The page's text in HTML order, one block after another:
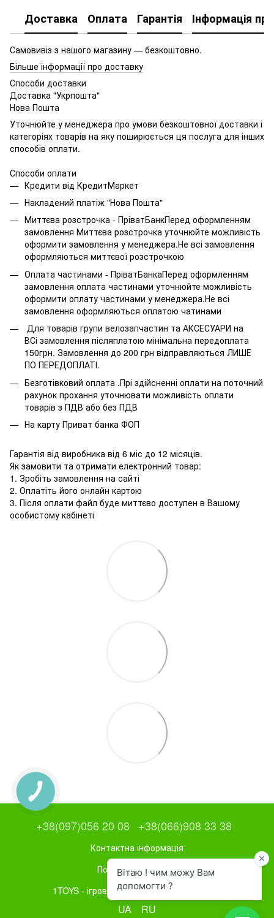
Доставка Оплата Гарантія Інформація
Самовивіз з нашого магазину — безкоштовно.
Більше інформації про доставку
Способи доставки
Доставка "Укрпошта"
Нова Пошта
Уточнюйте у менеджера про умови безкоштовної доставки і
категоріях товарів на яку поширюється ця послуга для інших
способів оплати.
Способи оплати
Кредити від КредитМаркет
Накладений платіж "Нова Пошта"
Миттєва розстрочка - ПріватБанкПеред оформленням
замовлення Миттєва розстрочка уточнюйте можливість
оформити замовлення у менеджера.Не всі замовлення
оформляються миттєвої розстрочкою
Оплата частинами - ПріватБанкаПеред оформленням
замовлення оплата частинами уточнюйте можливість
оформити оплату частинами у менеджера.Не всі
замовлення оформляються оплатою чатинами
Для товарів групи велозапчастин та АКСЕСУАРИ на
ВСі замовлення післяплатою мінімальна передоплата
150грн. Замовлення до 200 грн відправляються ЛИШЕ
ПО ПЕРЕДОПЛАТІ.
Безготівковий оплата .Прі здійсненні оплати на поточний
рахунок прохання уточнювати можливість оплати
товарів з ПДВ або без ПДВ
На карту Приват банка ФОП
Гарантія від виробника від 6 міс до 12 місяців.
Як замовити та отримати електронний товар:
1. Зробіть замовлення на сайті
2. Оплатіть його онлайн картою
3. Після оплати файл буде миттєво доступен в Вашому
особистому кабінеті
+38(097)056 20 08 +38(066)908 33 38
Контактна інформація
Повна версія сайту
1TOYS - ігрове та спортивне обладнання
UA RU